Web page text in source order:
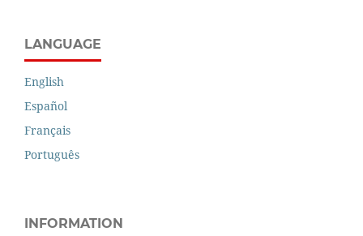
LANGUAGE
English
Español
Français
Português
INFORMATION